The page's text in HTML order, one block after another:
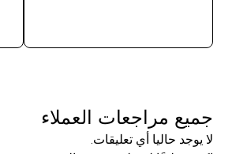
جميع مراجعات العملاء
لا يوجد حاليا أي تعليقات.